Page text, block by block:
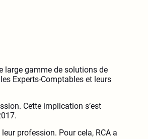
large gamme de solutions de
Experts-Comptables et leurs
Cette implication s’est
profession. Pour cela, RCA a